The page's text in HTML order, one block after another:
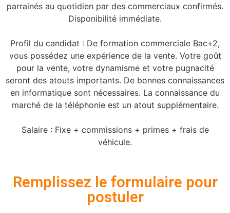
parrainés au quotidien par des commerciaux confirmés.
Disponibilité immédiate.
Profil du candidat : De formation commerciale Bac+2,
vous possédez une expérience de la vente. Votre goût
pour la vente, votre dynamisme et votre pugnacité
seront des atouts importants. De bonnes connaissances
en informatique sont nécessaires. La connaissance du
marché de la téléphonie est un atout supplémentaire.
Salaire : Fixe + commissions + primes + frais de
véhicule.
Remplissez le formulaire pour
postuler